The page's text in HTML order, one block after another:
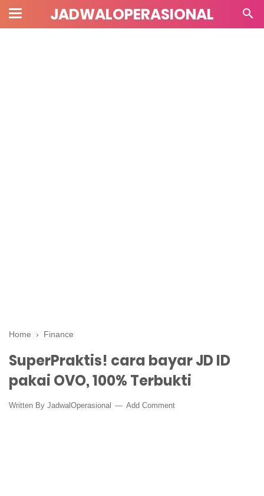
JADWALOPERASIONAL
Home › Finance
SuperPraktis! cara bayar JD ID
pakai OVO, 100% Terbukti
Written By JadwalOperasional Add Comment